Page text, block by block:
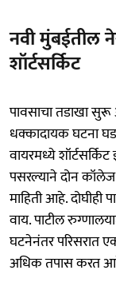
नवी मुंबईतील
शॉर्टसर्किट
पावसाचा तडाखा
धक्कादायक घटना
वायरमध्ये
पसरल्याने दोन कॉलेज
माहिती आहे. दोघीही
वाय. पाटील
घटनेनंतर परिसरात
अधिक तपास करत